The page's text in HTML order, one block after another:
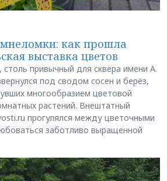
как прошла
выставка цветов
привычный для сквера имени А.
под сводом сосен и берёз,
многообразием цветовой
растений. Внештатный
прогулялся между цветочными
заботливо выращенной